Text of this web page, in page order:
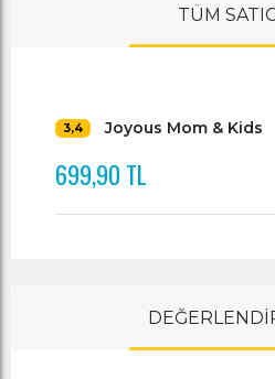
TÜM
3,4 Joyous Mom & Kids
699,90 TL